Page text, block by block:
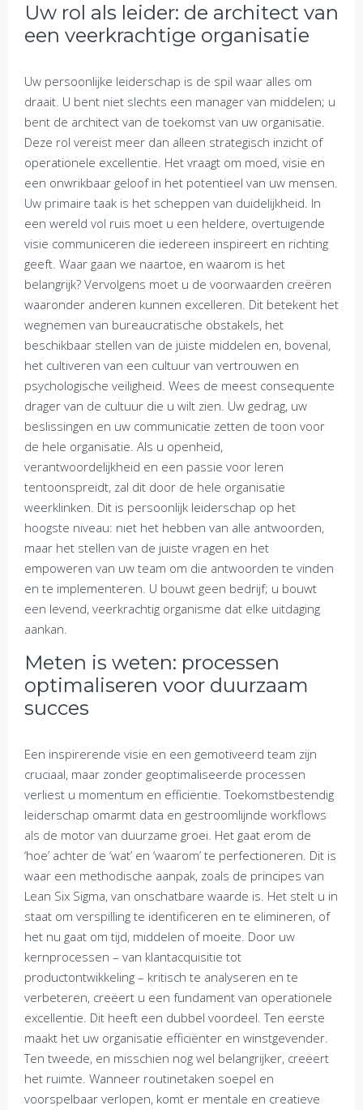
Uw rol als leider: de architect van
een veerkrachtige organisatie
Uw persoonlijke leiderschap is de spil waar alles om
draait. U bent niet slechts een manager van middelen; u
bent de architect van de toekomst van uw organisatie.
Deze rol vereist meer dan alleen strategisch inzicht of
operationele excellentie. Het vraagt om moed, visie en
een onwrikbaar geloof in het potentieel van uw mensen.
Uw primaire taak is het scheppen van duidelijkheid. In
een wereld vol ruis moet u een heldere, overtuigende
visie communiceren die iedereen inspireert en richting
geeft. Waar gaan we naartoe, en waarom is het
belangrijk? Vervolgens moet u de voorwaarden creëren
waaronder anderen kunnen excelleren. Dit betekent het
wegnemen van bureaucratische obstakels, het
beschikbaar stellen van de juiste middelen en, bovenal,
het cultiveren van een cultuur van vertrouwen en
psychologische veiligheid. Wees de meest consequente
drager van de cultuur die u wilt zien. Uw gedrag, uw
beslissingen en uw communicatie zetten de toon voor
de hele organisatie. Als u openheid,
verantwoordelijkheid en een passie voor leren
tentoonspreidt, zal dit door de hele organisatie
weerklinken. Dit is persoonlijk leiderschap op het
hoogste niveau: niet het hebben van alle antwoorden,
maar het stellen van de juiste vragen en het
empoweren van uw team om die antwoorden te vinden
en te implementeren. U bouwt geen bedrijf; u bouwt
een levend, veerkrachtig organisme dat elke uitdaging
aankan.
Meten is weten: processen
optimaliseren voor duurzaam
succes
Een inspirerende visie en een gemotiveerd team zijn
cruciaal, maar zonder geoptimaliseerde processen
verliest u momentum en efficiëntie. Toekomstbestendig
leiderschap omarmt data en gestroomlijnde workflows
als de motor van duurzame groei. Het gaat erom de
‘hoe’ achter de ‘wat’ en ‘waarom’ te perfectioneren. Dit is
waar een methodische aanpak, zoals de principes van
Lean Six Sigma, van onschatbare waarde is. Het stelt u in
staat om verspilling te identificeren en te elimineren, of
het nu gaat om tijd, middelen of moeite. Door uw
kernprocessen – van klantacquisitie tot
productontwikkeling – kritisch te analyseren en te
verbeteren, creëert u een fundament van operationele
excellentie. Dit heeft een dubbel voordeel. Ten eerste
maakt het uw organisatie efficiënter en winstgevender.
Ten tweede, en misschien nog wel belangrijker, creëert
het ruimte. Wanneer routinetaken soepel en
voorspelbaar verlopen, komt er mentale en creatieve